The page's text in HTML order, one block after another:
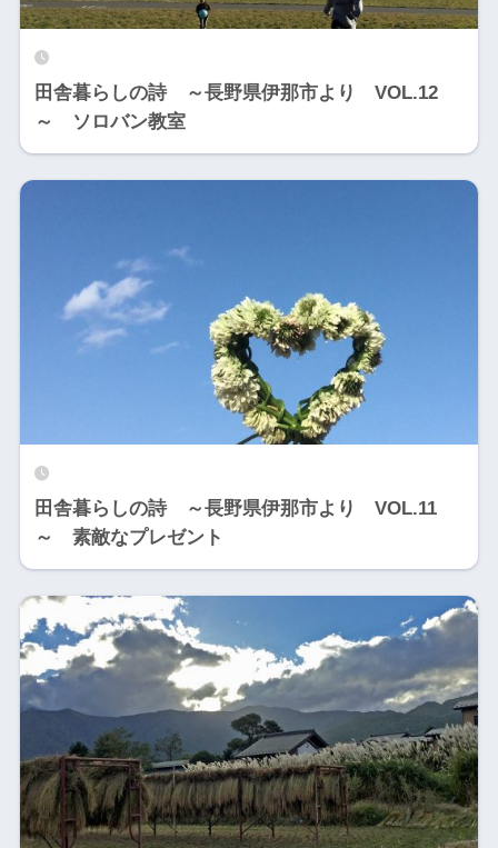
田舎暮らしの詩 ～長野県伊那市より VOL.12
～ ソロバン教室
田舎暮らしの詩 ～長野県伊那市より VOL.11
～ 素敵なプレゼント